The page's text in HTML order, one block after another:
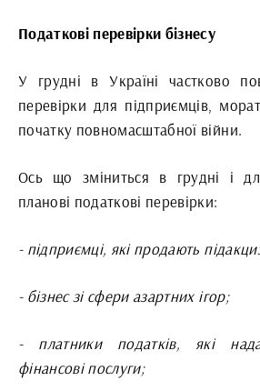
Податкові перевірки бізнесу
У грудні в Україні частково
перевірки для підприємців,
початку повномасштабної війни.
Ось що зміниться в грудні і
планові податкові перевірки:
- підприємці, які продають
- бізнес зі сфери азартних ігор;
- платники податків, які
фінансові послуги;